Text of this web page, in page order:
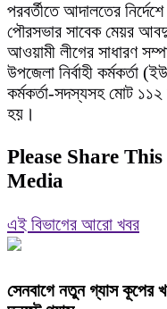
পরবর্তীতে আদালতের
পৌরসভার সাবেক মেয়র
আওয়ামী লীগের সাধারণ
উপজেলা নির্বাহী কর্মকর্তা
কর্মকর্তা-সদস্যসহ মোট
হয়।
Please Share
Media
এই বিভাগের আরো খবর
সেনবাগে নতুন গ্যাস কূপের